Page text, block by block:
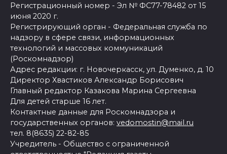
Регистрационный номер - Эл № ФС77-78482 от 15
июня 2020 г.
Регистрирующий орган - Федеральная служба по
надзору в сфере связи, информационных
технологий и массовых коммуникаций
(Роскомнадзор)
Адрес редакции: г. Новочеркасск, ул. Думенко, д. 10
Директор Хвастиков Александр Борисович
Главный редактор Казакова Марина Сергеевна
Для детей старше 16 лет.
Контактные данные для Роскомнадзора и
государственных органов: vedomostin@mail.ru
тел. 8(8635) 22-82-85
Учредитель - Общество с ограниченной